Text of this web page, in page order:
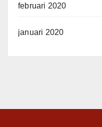
februari 2020
januari 2020